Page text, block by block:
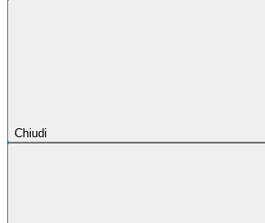
Chiudi